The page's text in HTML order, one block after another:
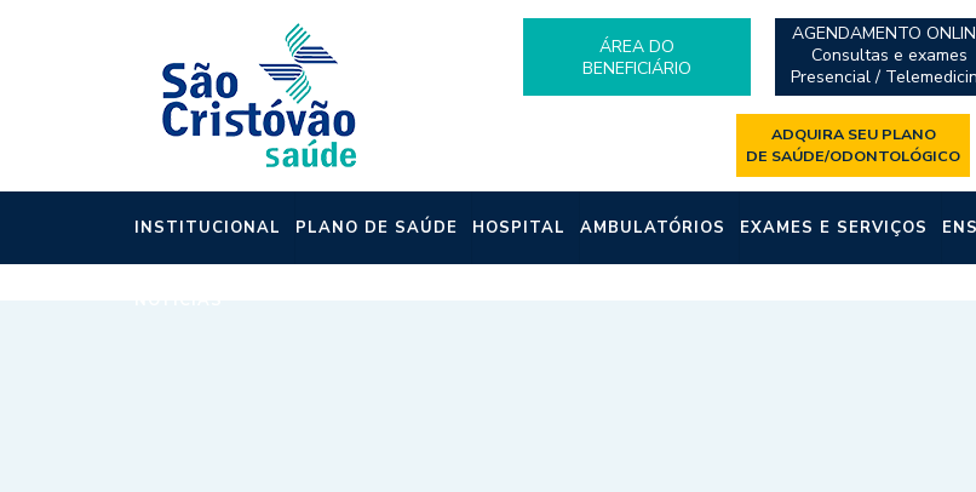
ÁREA DO
BENEFICIÁRIO
AGENDAMENTO
Consultas e exames
Presencial /
ADQUIRA SEU PLANO
DE SAÚDE/ODONTOLÓGICO
INSTITUCIONAL PLANO DE SAÚDE HOSPITAL AMBULATÓRIOS EXAMES E SERVIÇOS